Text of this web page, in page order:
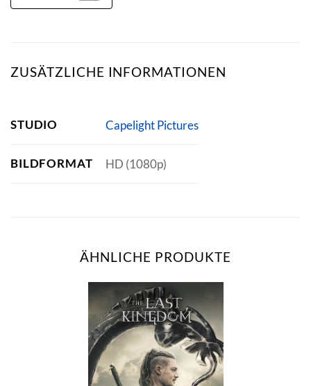
ZUSÄTZLICHE INFORMATIONEN
STUDIO Capelight Pictures
BILDFORMAT HD (1080p)
ÄHNLICHE PRODUKTE